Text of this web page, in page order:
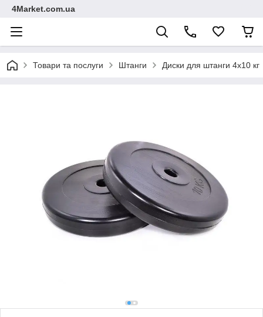
4Market.com.ua
Товари та послуги Штанги Диски для штанги 4х10 кг